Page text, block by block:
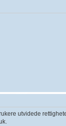
utvidede